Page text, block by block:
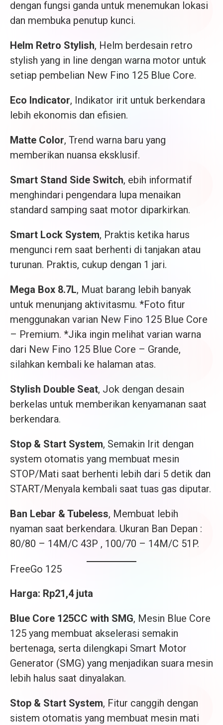
dengan fungsi ganda untuk menemukan lokasi
dan membuka penutup kunci.
Helm Retro Stylish, Helm berdesain retro
stylish yang in line dengan warna motor untuk
setiap pembelian New Fino 125 Blue Core.
Eco Indicator, Indikator irit untuk berkendara
lebih ekonomis dan efisien.
Matte Color, Trend warna baru yang
memberikan nuansa eksklusif.
Smart Stand Side Switch, ebih informatif
menghindari pengendara lupa menaikan
standard samping saat motor diparkirkan.
Smart Lock System, Praktis ketika harus
mengunci rem saat berhenti di tanjakan atau
turunan. Praktis, cukup dengan 1 jari.
Mega Box 8.7L, Muat barang lebih banyak
untuk menunjang aktivitasmu. *Foto fitur
menggunakan varian New Fino 125 Blue Core
– Premium. *Jika ingin melihat varian warna
dari New Fino 125 Blue Core – Grande,
silahkan kembali ke halaman atas.
Stylish Double Seat, Jok dengan desain
berkelas untuk memberikan kenyamanan saat
berkendara.
Stop & Start System, Semakin Irit dengan
system otomatis yang membuat mesin
STOP/Mati saat berhenti lebih dari 5 detik dan
START/Menyala kembali saat tuas gas diputar.
Ban Lebar & Tubeless, Membuat lebih
nyaman saat berkendara. Ukuran Ban Depan :
80/80 – 14M/C 43P , 100/70 – 14M/C 51P.
FreeGo 125
Harga: Rp21,4 juta
Blue Core 125CC with SMG, Mesin Blue Core
125 yang membuat akselerasi semakin
bertenaga, serta dilengkapi Smart Motor
Generator (SMG) yang menjadikan suara mesin
lebih halus saat dinyalakan.
Stop & Start System, Fitur canggih dengan
sistem otomatis yang membuat mesin mati